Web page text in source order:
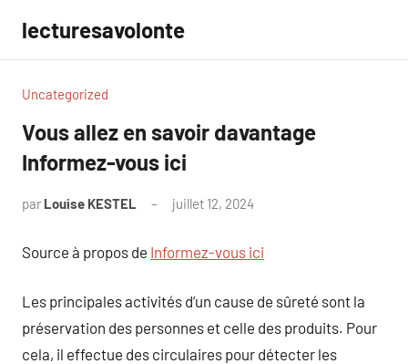
contenu
lecturesavolonte
Uncategorized
Vous allez en savoir davantage
Informez-vous ici
par Louise KESTEL juillet 12, 2024
Source à propos de Informez-vous ici
Les principales activités d’un cause de sûreté sont la
préservation des personnes et celle des produits. Pour
cela, il effectue des circulaires pour détecter les